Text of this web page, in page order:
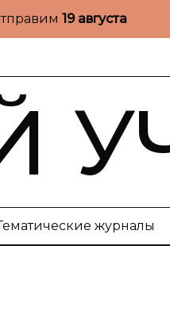
19 августа
журналы